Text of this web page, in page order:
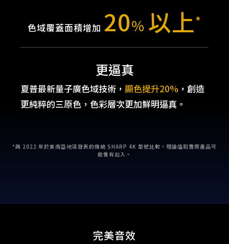
色域覆蓋面積增加 20% 以上*
更逼真
夏普最新量子廣色域技術， 顯色提升20% ，創造
更純粹的三原色，色彩層次更加鮮明逼真。
*與 2022 年於東南亞地區發表的傳統 SHARP 4K 型號比較。理論值和實際產品可
能會有出入。
完美音效